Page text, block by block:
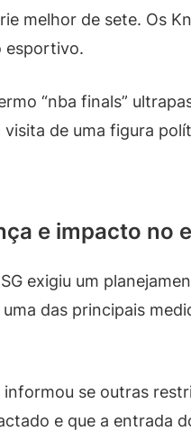
melhor de sete. Os
esportivo.
“nba finals”
visita de uma figura
e impacto no
exigiu um
das principais
se outras
e que a entrada